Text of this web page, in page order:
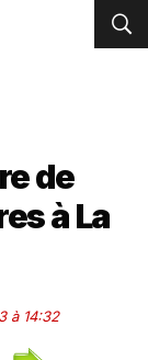
de
à La
à 14:32